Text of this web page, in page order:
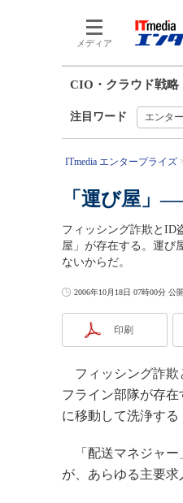
メディア
CIO・クラウド戦略
注目ワード エンタ
ITmedia エンタープライズ
「運び屋」
フィッシング詐欺とID
屋」が存在する。運び
ないからだ。
2006年10月18日 07時00分 公開
印刷
フィッシング詐欺
フライン部隊が存
に移動して洗浄する
「配送マネジャー
が、あらゆる主要求